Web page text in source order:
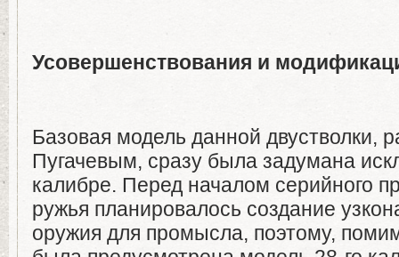
Усовершенствования и
Базовая модель данной двустволки,
Пугачевым, сразу была задумана
калибре. Перед началом серийного
ружья планировалось создание
оружия для промысла, поэтому,